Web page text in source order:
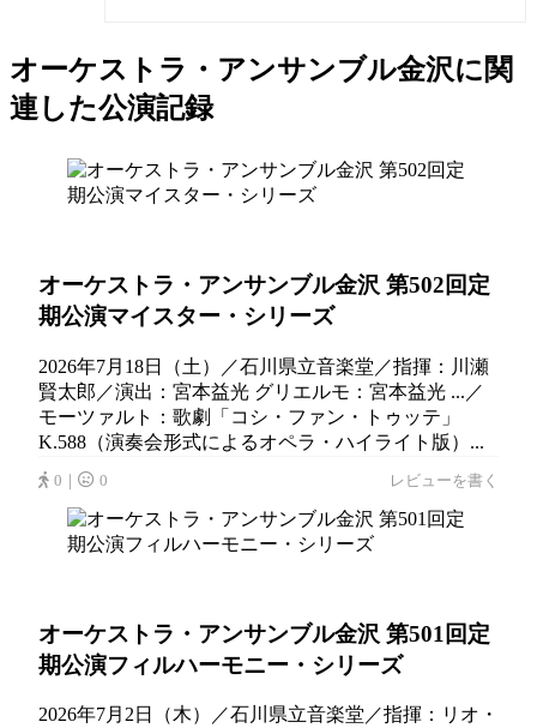
オーケストラ・アンサンブル金沢に関
連した公演記録